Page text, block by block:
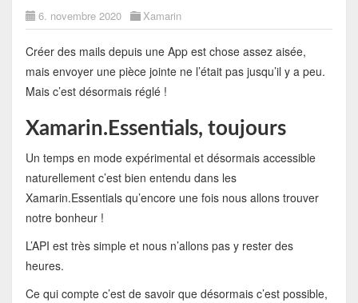
6. novembre 2020 Xamarin
Créer des mails depuis une App est chose assez aisée,
mais envoyer une pièce jointe ne l’était pas jusqu’il y a peu.
Mais c’est désormais réglé !
Xamarin.Essentials, toujours
Un temps en mode expérimental et désormais accessible
naturellement c’est bien entendu dans les
Xamarin.Essentials qu’encore une fois nous allons trouver
notre bonheur !
L’API est très simple et nous n’allons pas y rester des
heures.
Ce qui compte c’est de savoir que désormais c’est possible,